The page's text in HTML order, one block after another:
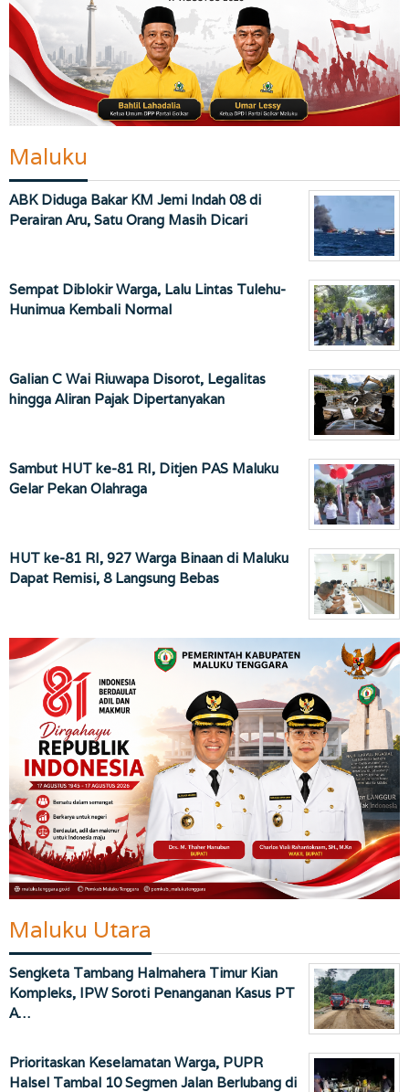
Maluku
ABK Diduga Bakar KM Jemi Indah 08 di
Perairan Aru, Satu Orang Masih Dicari
Sempat Diblokir Warga, Lalu Lintas Tulehu-
Hunimua Kembali Normal
Galian C Wai Riuwapa Disorot, Legalitas
hingga Aliran Pajak Dipertanyakan
Sambut HUT ke-81 RI, Ditjen PAS Maluku
Gelar Pekan Olahraga
HUT ke-81 RI, 927 Warga Binaan di Maluku
Dapat Remisi, 8 Langsung Bebas
Maluku Utara
Sengketa Tambang Halmahera Timur Kian
Kompleks, IPW Soroti Penanganan Kasus PT
A…
Prioritaskan Keselamatan Warga, PUPR
Halsel Tambal 10 Segmen Jalan Berlubang di